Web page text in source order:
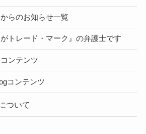
らのお知らせ一覧
がトレード・マーク』の弁護士です
ンテンツ
コンテンツ
ついて